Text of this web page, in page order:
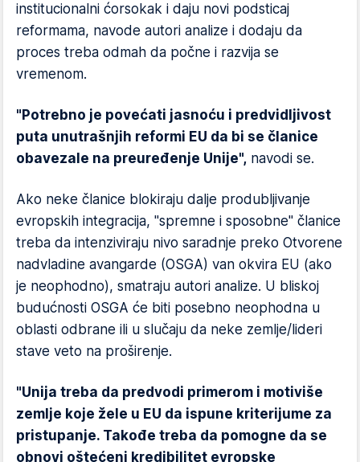
institucionalni ćorsokak i daju novi podsticaj
reformama, navode autori analize i dodaju da
proces treba odmah da počne i razvija se
vremenom.
"Potrebno je povećati jasnoću i predvidljivost
puta unutrašnjih reformi EU da bi se članice
obavezale na preuređenje Unije", navodi se.
Ako neke članice blokiraju dalje produbljivanje
evropskih integracija, "spremne i sposobne" članice
treba da intenziviraju nivo saradnje preko Otvorene
nadvladine avangarde (OSGA) van okvira EU (ako
je neophodno), smatraju autori analize. U bliskoj
budućnosti OSGA će biti posebno neophodna u
oblasti odbrane ili u slučaju da neke zemlje/lideri
stave veto na proširenje.
"Unija treba da predvodi primerom i motiviše
zemlje koje žele u EU da ispune kriterijume za
pristupanje. Takođe treba da pomogne da se
obnovi oštećeni kredibilitet evropske